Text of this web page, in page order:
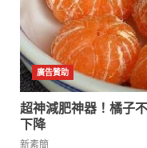
超神減肥神器！橘子
下降
新素簡